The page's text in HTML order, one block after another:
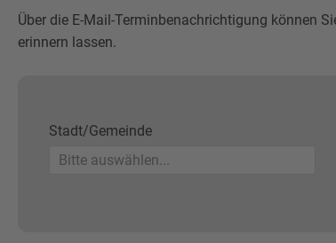
Über die E-Mail-Terminbenachrichtigung können
erinnern lassen.